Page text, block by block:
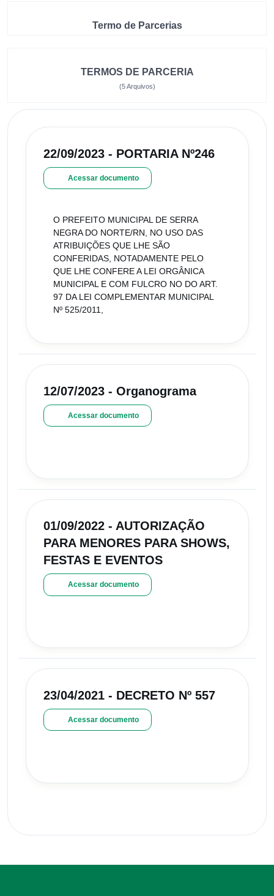
Termo de Parcerias
TERMOS DE PARCERIA
(5 Arquivos)
22/09/2023 - PORTARIA Nº246
Acessar documento
O PREFEITO MUNICIPAL DE SERRA
NEGRA DO NORTE/RN, NO USO DAS
ATRIBUIÇÕES QUE LHE SÃO
CONFERIDAS, NOTADAMENTE PELO
QUE LHE CONFERE A LEI ORGÂNICA
MUNICIPAL E COM FULCRO NO DO ART.
97 DA LEI COMPLEMENTAR MUNICIPAL
Nº 525/2011,
12/07/2023 - Organograma
Acessar documento
01/09/2022 - AUTORIZAÇÃO
PARA MENORES PARA SHOWS,
FESTAS E EVENTOS
Acessar documento
23/04/2021 - DECRETO Nº 557
Acessar documento